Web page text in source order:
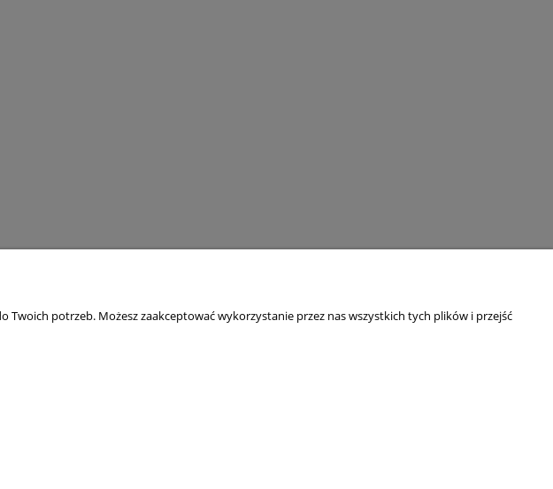
potrzeb. Możesz zaakceptować wykorzystanie przez nas wszystkich tych plików i przejść